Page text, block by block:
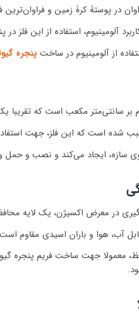
در پوستۀ کرۀ زمین و
آلومینیوم، استفاده از این فلز
از آلومینیوم در ساخت پنجره
شده است که این فلز، جهت استفاده
سازه، ایجاد می‌کند و نصب و
در معرض اکسیژن، یک لایه
آب، هوا و باران اسیدی مقاوم است
معمولا جهت ساخت فریم پنجره